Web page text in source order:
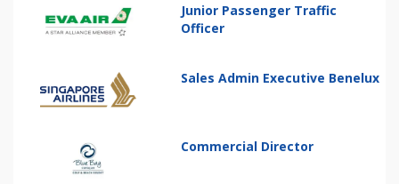
Junior Passenger Traffic
Officer
Sales Admin Executive Benelux
Commercial Director